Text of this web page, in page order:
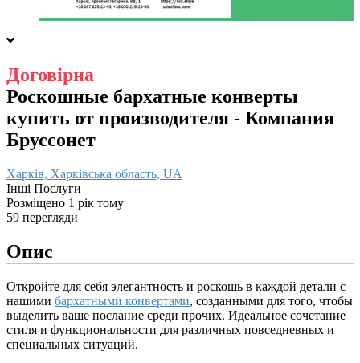
Договірна
Роскошные бархатные конверты
купить от производителя - Компания
Бруссонет
Харків, Харківська область, UA
Інші Послуги
Розміщено 1 рік тому
59 перегляди
Опис
Откройте для себя элегантность и роскошь в каждой детали с
нашими бархатными конвертами, созданными для того, чтобы
выделить ваше послание среди прочих. Идеальное сочетание
стиля и функциональности для различных повседневных и
специальных ситуаций.